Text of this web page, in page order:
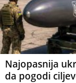
Najopasnija
da pogodi